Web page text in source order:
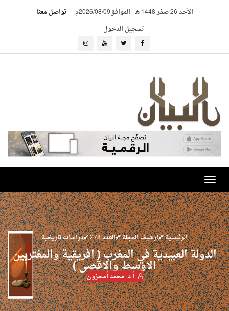
الأحد 26 صفر 1448 هـ -الموافق2026/08/09م
تواصل معنا
تسجيل الدخول
Toggle
navigation
الرئيسية ارشيف المجلة العدد 278 دراسات تاريخية
الدولة العبيدية في المغرب ( افريقية والمغتربين
الاوسط والاقصى )
أ.د. محمد أمحزون